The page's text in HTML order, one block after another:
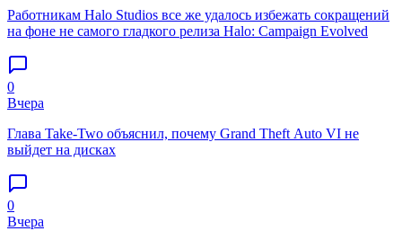
Работникам Halo Studios все же удалось избежать сокращений
на фоне не самого гладкого релиза Halo: Campaign Evolved
0
Вчера
Глава Take-Two объяснил, почему Grand Theft Auto VI не
выйдет на дисках
0
Вчера